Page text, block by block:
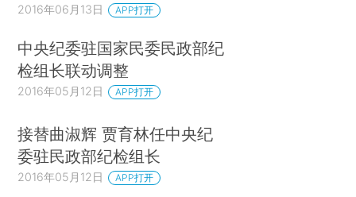
2016年06月13日 APP打开
中央纪委驻国家民委民政部纪
检组长联动调整
2016年05月12日 APP打开
接替曲淑辉 贾育林任中央纪
委驻民政部纪检组长
2016年05月12日 APP打开